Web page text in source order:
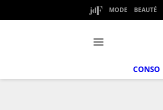
MODE BEAUTÉ
CONSO